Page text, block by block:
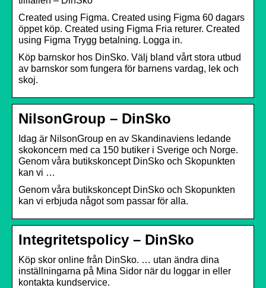
Created using Figma. Created using Figma 60 dagars
öppet köp. Created using Figma Fria returer. Created
using Figma Trygg betalning. Logga in.
Köp barnskor hos DinSko. Välj bland vårt stora utbud
av barnskor som fungera för barnens vardag, lek och
skoj.
NilsonGroup – DinSko
Idag är NilsonGroup en av Skandinaviens ledande
skokoncern med ca 150 butiker i Sverige och Norge.
Genom våra butikskoncept DinSko och Skopunkten
kan vi …
Genom våra butikskoncept DinSko och Skopunkten
kan vi erbjuda något som passar för alla.
Integritetspolicy – DinSko
Köp skor online från DinSko. … utan ändra dina
inställningarna på Mina Sidor när du loggar in eller
kontakta kundservice.